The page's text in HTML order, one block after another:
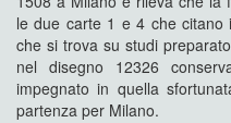
le due carte 1 e 4 che citano
che si trova su studi
nel disegno 12326
impegnato in quella
partenza per Milano.